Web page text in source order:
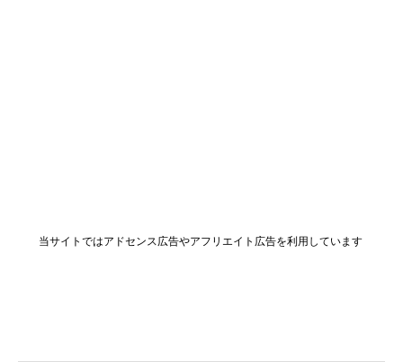
当サイトではアドセンス広告やアフリエイト広告を利用しています